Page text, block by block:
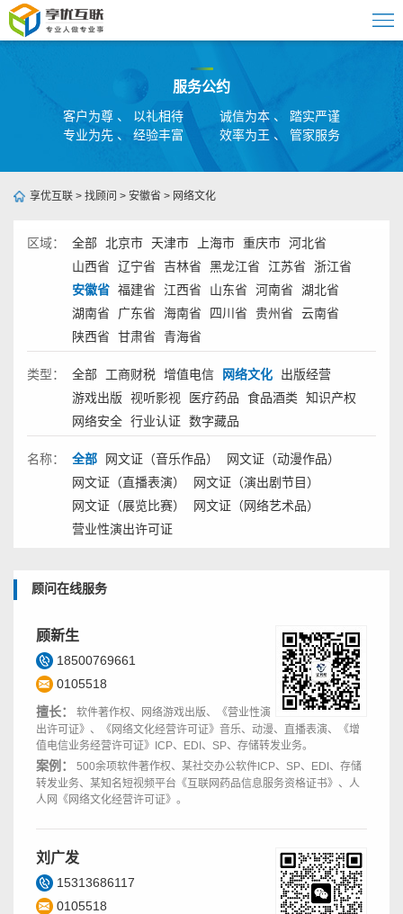
服务公约
客户为尊 、 以礼相待
诚信为本 、 踏实严谨
专业为先 、 经验丰富
效率为王 、 管家服务
享优互联 > 找顾问 > 安徽省 > 网络文化
区域： 全部 北京市 天津市 上海市 重庆市 河北省
山西省
辽宁省 吉林省 黑龙江省 江苏省
浙江省
安徽省 福建省 江西省 山东省 河南省
湖北省
湖南省
广东省 海南省 四川省 贵州省
云南省
陕西省
甘肃省 青海省
类型： 全部 工商财税 增值电信 网络文化
出版经营
游戏出版
视听影视 医疗药品 食品酒类
知识产权
网络安全 行业认证 数字藏品
名称： 全部 网文证（音乐作品）
网文证（动漫作品）
网文证（直播表演）
网文证（演出剧节目）
网文证（展览比赛）
网文证（网络艺术品）
营业性演出许可证
顾问在线服务
顾新生
18500769661
0105518
擅长：
软件著作权、网络游戏出版、《营业性演
出许可证》、《网络文化经营许可证》音乐、动漫、直播表演、《增
值电信业务经营许可证》ICP、EDI、SP、存储转发业务。
案例：
500余项软件著作权、某社交办公软件ICP、SP、EDI、存储
转发业务、某知名短视频平台《互联网药品信息服务资格证书》、人
人网《网络文化经营许可证》。
刘广发
15313686117
0105518